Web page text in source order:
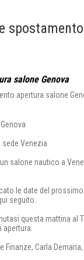
spostamento
salone Genova
Venezia
salone nautico a
le date del
seguito.
questa mattina al
Carla